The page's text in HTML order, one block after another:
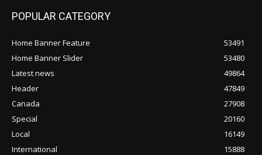
POPULAR CATEGORY
Home Banner Feature
53491
Home Banner Slider
53480
Latest news
49864
Header
47849
Canada
27908
Special
20160
Local
16149
International
15888